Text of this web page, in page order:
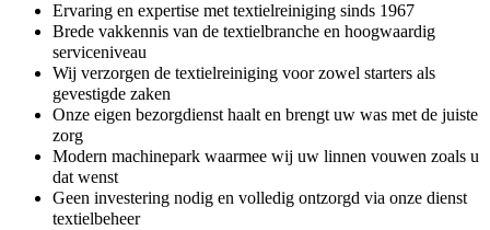
Ervaring en expertise met textielreiniging sinds 1967
Brede vakkennis van de textielbranche en hoogwaardig
serviceniveau
Wij verzorgen de textielreiniging voor zowel starters als
gevestigde zaken
Onze eigen bezorgdienst haalt en brengt uw was met de juiste
zorg
Modern machinepark waarmee wij uw linnen vouwen zoals u
dat wenst
Geen investering nodig en volledig ontzorgd via onze dienst
textielbeheer